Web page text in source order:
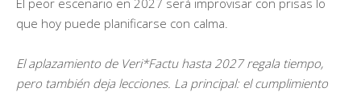
que hoy puede planificarse con calma.
El aplazamiento de Veri*Factu hasta 2027 regala tiempo,
pero también deja lecciones. La principal: el cumplimiento